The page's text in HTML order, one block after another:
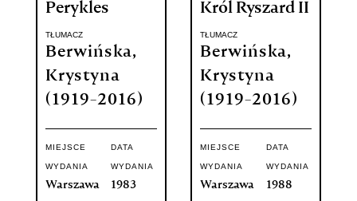
Perykles
TŁUMACZ
Berwińska,
Krystyna
(1919-2016)
MIEJSCE
WYDANIA
Warszawa
DATA
WYDANIA
1983
Król Ryszard II
TŁUMACZ
Berwińska,
Krystyna
(1919-2016)
MIEJSCE
WYDANIA
Warszawa
DATA
WYDANIA
1988